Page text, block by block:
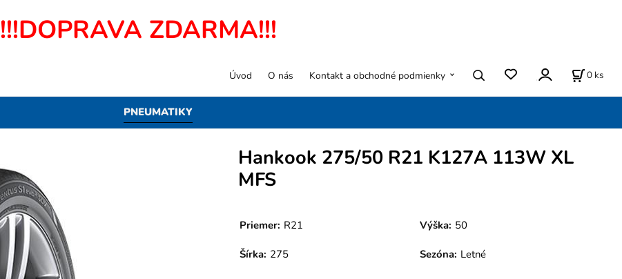
!!!DOPRAVA ZDARMA!!!
PNEUMATIKY
Úvod O nás Kontakt a obchodné podmienky 0 ks
Hankook 275/50 R21 K127A 113W XL
MFS
Priemer: R21 Výška: 50
Šírka: 275 Sezóna: Letné